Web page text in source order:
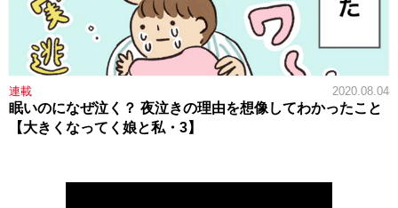
連載 2020.08.04
眠いのになぜ泣く？ 夜泣きの理由を想像してわかったこと
【大きくなってく娘と私・3】